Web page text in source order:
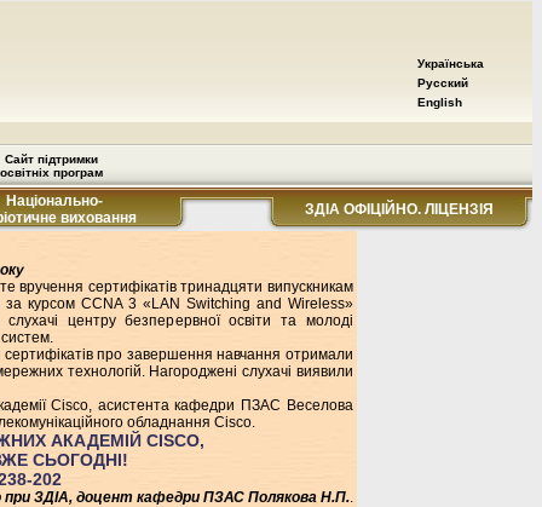
Українська
Русский
English
Сайт підтримки
освітніх програм
Національно-
виховання
ЗДІА ОФІЦІЙНО. ЛІЦЕНЗІЯ
сертифікатів тринадцяти випускникам
за курсом CCNA 3 «LAN Switching and Wireless»
центру безперервної освіти та молоді
сертифікатів про завершення навчання отримали
технологій. Нагороджені слухачі виявили
Cisco, асистента кафедри ПЗАС Веселова
обладнання Cisco.
АКАДЕМІЙ CISCO,
СЬОГОДНІ!
202
при ЗДІА, доцент кафедри ПЗАС Полякова Н.П..